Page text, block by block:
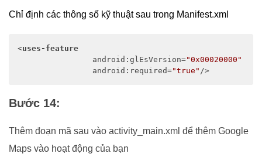
Chỉ định các thông số kỹ thuật sau trong Manifest.xml
<uses-feature
android:glEsVersion="0x00020000"
android:required="true" />
Bước 14:
Thêm đoạn mã sau vào activity_main.xml để thêm Google
Maps vào hoạt động của bạn